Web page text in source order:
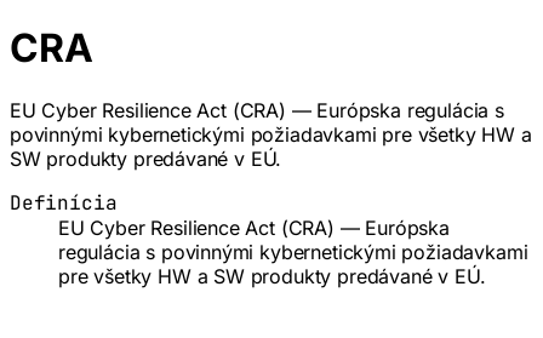
CRA
EU Cyber Resilience Act (CRA) — Európska regulácia s
povinnými kybernetickými požiadavkami pre všetky HW a
SW produkty predávané v EÚ.
Definícia
EU Cyber Resilience Act (CRA) — Európska
regulácia s povinnými kybernetickými požiadavkami
pre všetky HW a SW produkty predávané v EÚ.